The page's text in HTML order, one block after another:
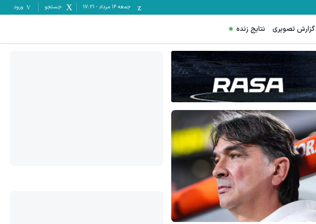
جمعه ۱۶ مرداد -
17:21 جستجو ورود
گزارش تصویری نتایج زنده